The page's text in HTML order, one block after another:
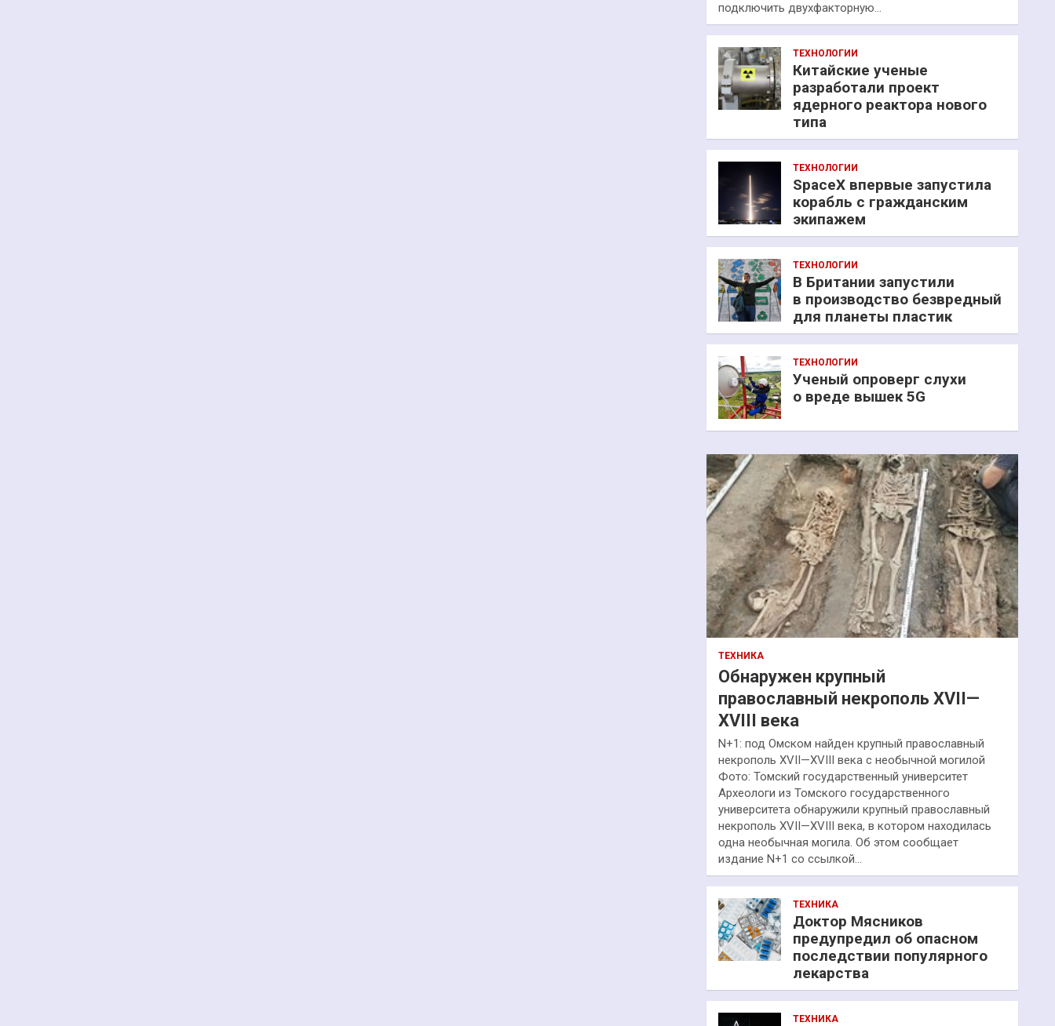
подключить двухфакторную…
ТЕХНОЛОГИИ
Китайские ученые
разработали проект
ядерного реактора нового
типа
ТЕХНОЛОГИИ
SpaceX впервые запустила
корабль с гражданским
экипажем
ТЕХНОЛОГИИ
В Британии запустили
в производство безвредный
для планеты пластик
ТЕХНОЛОГИИ
Ученый опроверг слухи
о вреде вышек 5G
ТЕХНИКА
Обнаружен крупный
православный некрополь XVII—
XVIII века
N+1: под Омском найден крупный православный
некрополь XVII—XVIII века с необычной могилой
Фото: Томский государственный университет
Археологи из Томского государственного
университета обнаружили крупный православный
некрополь XVII—XVIII века, в котором находилась
одна необычная могила. Об этом сообщает
издание N+1 со ссылкой…
ТЕХНИКА
Доктор Мясников
предупредил об опасном
последствии популярного
лекарства
ТЕХНИКА